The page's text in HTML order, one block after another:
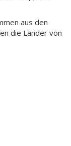
aus den
die Länder von